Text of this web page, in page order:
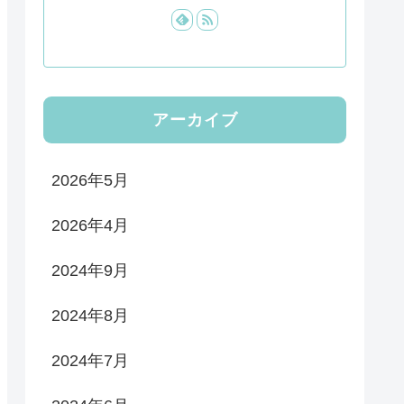
アーカイブ
2026年5月
2026年4月
2024年9月
2024年8月
2024年7月